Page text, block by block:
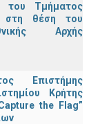
του Τμήματος
στη θέση του
Αρχής
Επιστήμης
Κρήτης
the Flag”